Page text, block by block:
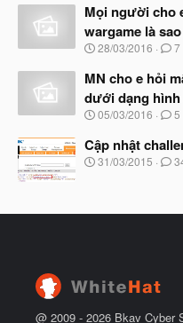
ầ
u
y
b
ắ
t
ầ
u
Mọi người cho
wargame là
N
à
b
ắ
đ
ầ
28/03/2016 7
MN cho e hỏi
dưới dạng hình
N
à
y
b
đ
05/03/2016 5
Cập nhật
N
b
u
31/03/2015
@ 2009 - 2026 Bkav Cyber